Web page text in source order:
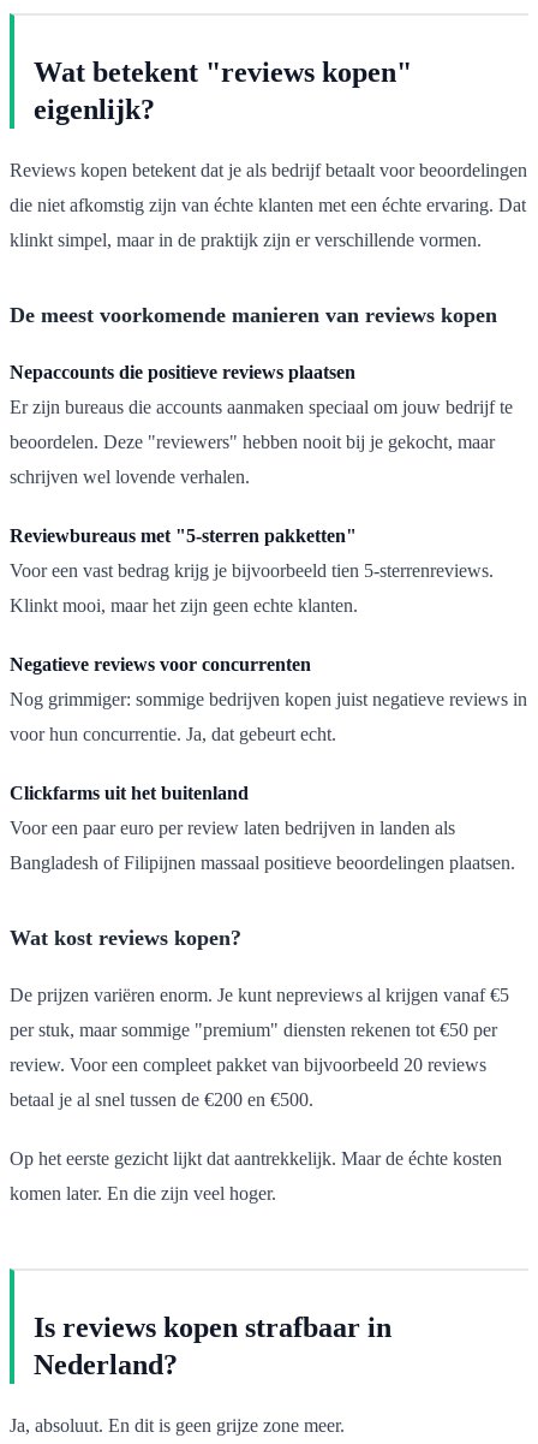
Wat betekent "reviews kopen"
eigenlijk?
Reviews kopen betekent dat je als bedrijf betaalt voor beoordelingen
die niet afkomstig zijn van échte klanten met een échte ervaring. Dat
klinkt simpel, maar in de praktijk zijn er verschillende vormen.
De meest voorkomende manieren van reviews kopen
Nepaccounts die positieve reviews plaatsen
Er zijn bureaus die accounts aanmaken speciaal om jouw bedrijf te
beoordelen. Deze "reviewers" hebben nooit bij je gekocht, maar
schrijven wel lovende verhalen.
Reviewbureaus met "5-sterren pakketten"
Voor een vast bedrag krijg je bijvoorbeeld tien 5-sterrenreviews.
Klinkt mooi, maar het zijn geen echte klanten.
Negatieve reviews voor concurrenten
Nog grimmiger: sommige bedrijven kopen juist negatieve reviews in
voor hun concurrentie. Ja, dat gebeurt echt.
Clickfarms uit het buitenland
Voor een paar euro per review laten bedrijven in landen als
Bangladesh of Filipijnen massaal positieve beoordelingen plaatsen.
Wat kost reviews kopen?
De prijzen variëren enorm. Je kunt nepreviews al krijgen vanaf €5
per stuk, maar sommige "premium" diensten rekenen tot €50 per
review. Voor een compleet pakket van bijvoorbeeld 20 reviews
betaal je al snel tussen de €200 en €500.
Op het eerste gezicht lijkt dat aantrekkelijk. Maar de échte kosten
komen later. En die zijn veel hoger.
Is reviews kopen strafbaar in
Nederland?
Ja, absoluut. En dit is geen grijze zone meer.